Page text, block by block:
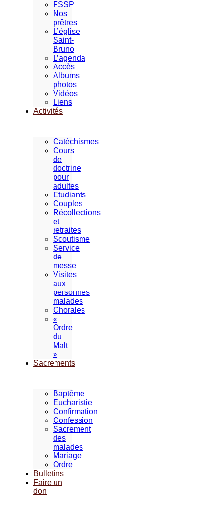
FSSP
Nos
prêtres
L’église
Saint-
Bruno
L’agenda
Accès
Albums
photos
Vidéos
Liens
Activités
Catéchismes
Cours
de
doctrine
pour
adultes
Etudiants
Couples
Récollections
et
retraites
Scoutisme
Service
de
messe
Visites
aux
personnes
malades
Chorales
«
Ordre
du
Malt
»
Sacrements
Baptême
Eucharistie
Confirmation
Confession
Sacrement
des
malades
Mariage
Ordre
Bulletins
Faire un
don